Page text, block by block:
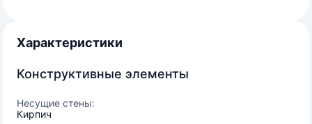
Характеристики
Конструктивные элементы
Несущие стены:
Кирпич